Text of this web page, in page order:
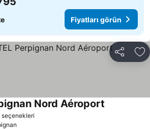
Fiyatları görün
Paylaş
seçenekleri
Nord Aéroport